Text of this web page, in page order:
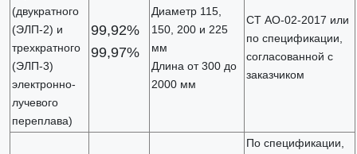
(двукратного
(ЭЛП-2) и
трехкратного
(ЭЛП-3)
электронно-
лучевого
переплава)
99,92%
99,97%
Диаметр 115,
150, 200 и 225
мм
Длина от 300 до
2000 мм
СТ АО-02-2017 или
по спецификации,
согласованной с
заказчиком
По спецификации,